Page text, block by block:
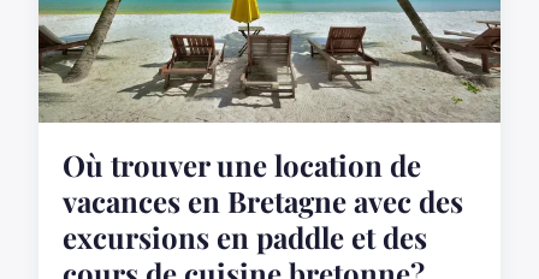
Où trouver une location de
vacances en Bretagne avec des
excursions en paddle et des